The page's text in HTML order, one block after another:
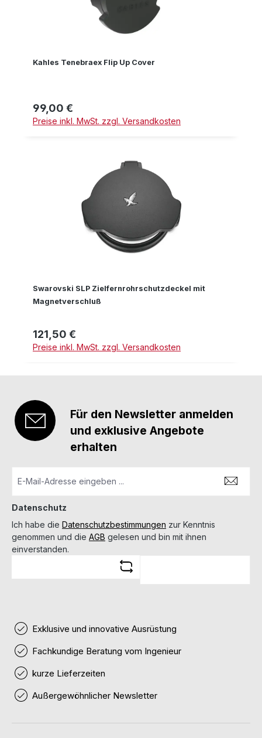
Kahles Tenebraex Flip Up Cover
Regulärer Preis:
99,00 €
Preise inkl. MwSt. zzgl. Versandkosten
Swarovski SLP Zielfernrohrschutzdeckel mit
Magnetverschluß
Regulärer Preis:
121,50 €
Preise inkl. MwSt. zzgl. Versandkosten
Für den Newsletter anmelden
und exklusive Angebote
erhalten
Datenschutz
Ich habe die Datenschutzbestimmungen zur Kenntnis
genommen und die AGB gelesen und bin mit ihnen
einverstanden.
Exklusive und innovative Ausrüstung
Fachkundige Beratung vom Ingenieur
kurze Lieferzeiten
Außergewöhnlicher Newsletter